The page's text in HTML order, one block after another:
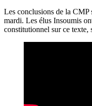
Les conclusions de la CMP
mardi. Les élus Insoumis
constitutionnel sur ce texte,